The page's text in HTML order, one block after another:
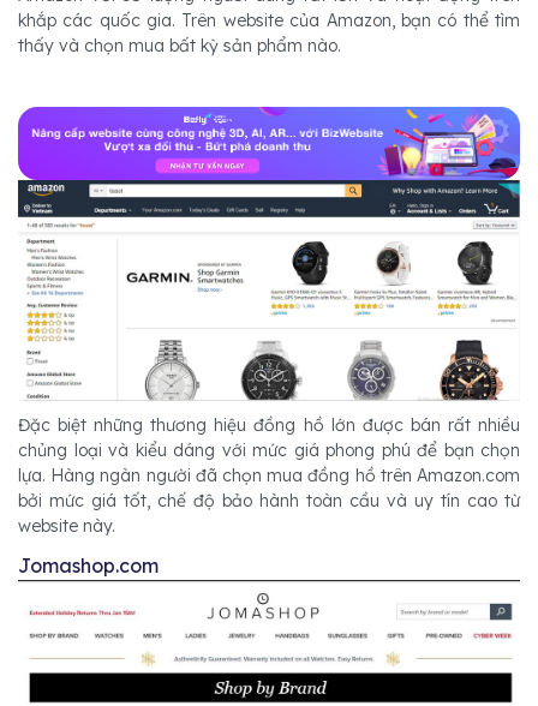
khắp các quốc gia. Trên website của Amazon, bạn có thể tìm
thấy và chọn mua bất kỳ sản phẩm nào.
Đặc biệt những thương hiệu đồng hồ lớn được bán rất nhiều
chủng loại và kiểu dáng với mức giá phong phú để bạn chọn
lựa. Hàng ngàn người đã chọn mua đồng hồ trên Amazon.com
bởi mức giá tốt, chế độ bảo hành toàn cầu và uy tín cao từ
website này.
Jomashop.com